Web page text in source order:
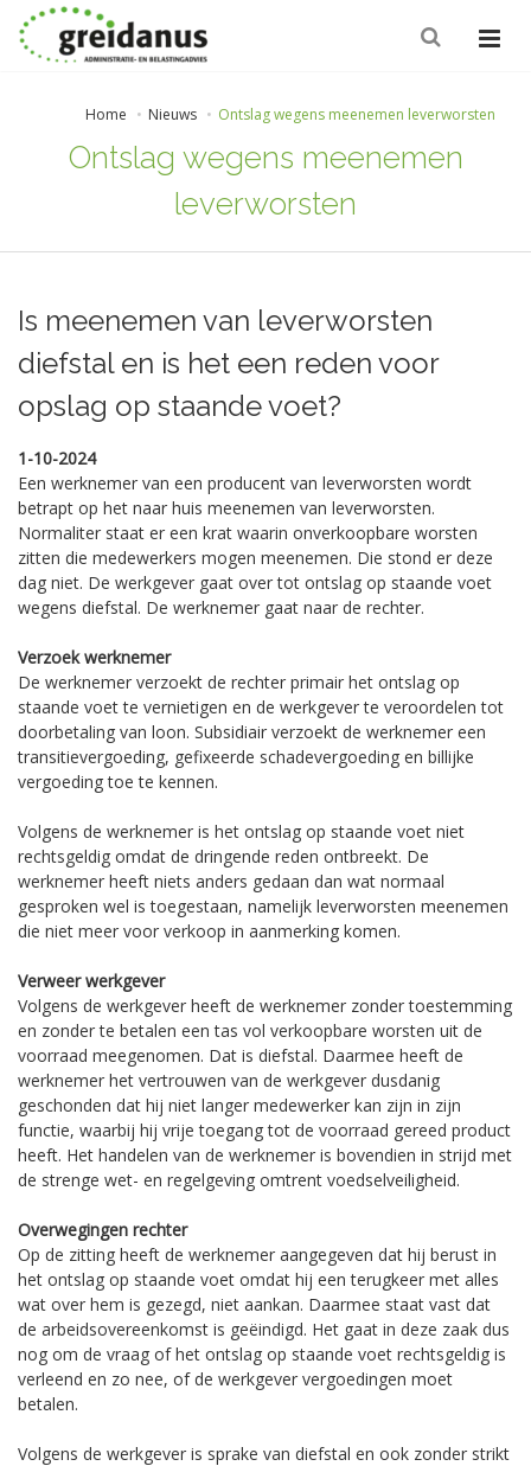
Home Nieuws Ontslag wegens meenemen leverworsten
Ontslag wegens meenemen
leverworsten
Is meenemen van leverworsten
diefstal en is het een reden voor
opslag op staande voet?
1-10-2024
Een werknemer van een producent van leverworsten wordt
betrapt op het naar huis meenemen van leverworsten.
Normaliter staat er een krat waarin onverkoopbare worsten
zitten die medewerkers mogen meenemen. Die stond er deze
dag niet. De werkgever gaat over tot ontslag op staande voet
wegens diefstal. De werknemer gaat naar de rechter.
Verzoek werknemer
De werknemer verzoekt de rechter primair het ontslag op
staande voet te vernietigen en de werkgever te veroordelen tot
doorbetaling van loon. Subsidiair verzoekt de werknemer een
transitievergoeding, gefixeerde schadevergoeding en billijke
vergoeding toe te kennen.
Volgens de werknemer is het ontslag op staande voet niet
rechtsgeldig omdat de dringende reden ontbreekt. De
werknemer heeft niets anders gedaan dan wat normaal
gesproken wel is toegestaan, namelijk leverworsten meenemen
die niet meer voor verkoop in aanmerking komen.
Verweer werkgever
Volgens de werkgever heeft de werknemer zonder toestemming
en zonder te betalen een tas vol verkoopbare worsten uit de
voorraad meegenomen. Dat is diefstal. Daarmee heeft de
werknemer het vertrouwen van de werkgever dusdanig
geschonden dat hij niet langer medewerker kan zijn in zijn
functie, waarbij hij vrije toegang tot de voorraad gereed product
heeft. Het handelen van de werknemer is bovendien in strijd met
de strenge wet- en regelgeving omtrent voedselveiligheid.
Overwegingen rechter
Op de zitting heeft de werknemer aangegeven dat hij berust in
het ontslag op staande voet omdat hij een terugkeer met alles
wat over hem is gezegd, niet aankan. Daarmee staat vast dat
de arbeidsovereenkomst is geëindigd. Het gaat in deze zaak dus
nog om de vraag of het ontslag op staande voet rechtsgeldig is
verleend en zo nee, of de werkgever vergoedingen moet
betalen.
Volgens de werkgever is sprake van diefstal en ook zonder strikt